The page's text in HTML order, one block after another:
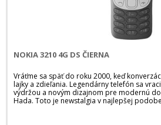
NOKIA 3210 4G DS ČIERNA
Vráťme sa späť do roku 2000, keď
lajky a zdieľania. Legendárny telefón sa
výdržou a novým dizajnom pre modernú
Hada. Toto je newstalgia v najlepšej